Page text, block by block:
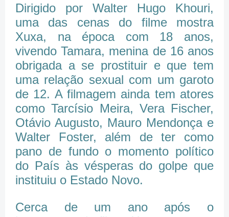
Dirigido por Walter Hugo Khouri,
uma das cenas do filme mostra
Xuxa, na época com 18 anos,
vivendo Tamara, menina de 16 anos
obrigada a se prostituir e que tem
uma relação sexual com um garoto
de 12. A filmagem ainda tem atores
como Tarcísio Meira, Vera Fischer,
Otávio Augusto, Mauro Mendonça e
Walter Foster, além de ter como
pano de fundo o momento político
do País às vésperas do golpe que
instituiu o Estado Novo.
Cerca de um ano após o